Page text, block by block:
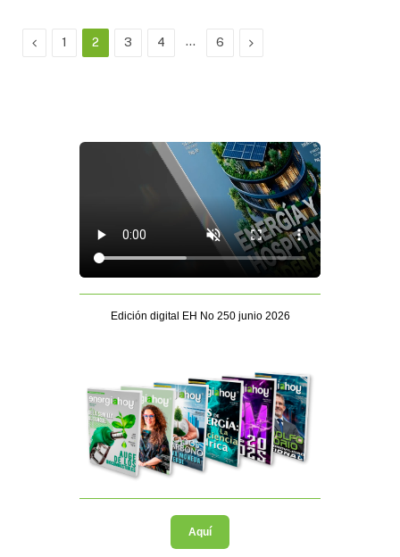
Previous
1 2 3 4 … 6 Next
Edición digital EH No 250 junio 2026
Aquí